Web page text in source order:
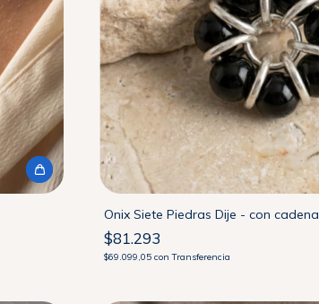
Onix Siete Piedras Dije - con cadena
$81.293
$69.099,05con Transferencia